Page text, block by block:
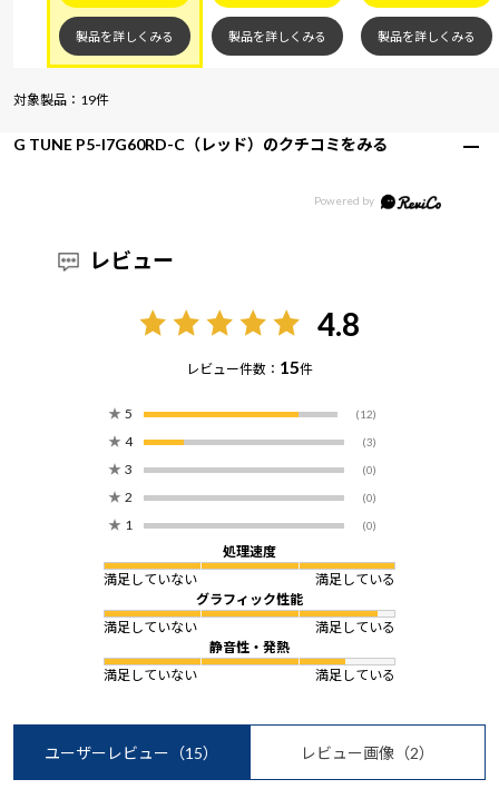
製品を詳しくみる 製品を詳しくみる 製品を詳しくみる
対象製品：19件
G TUNE P5-I7G60RD-C（レッド）のクチコミをみる
レビュー
4.8
レビュー件数： 15件
★ 5 (12)
★ 4 (3)
★ 3 (0)
★ 2 (0)
★ 1 (0)
処理速度
満足していない
満足している
グラフィック性能
満足していない
満足している
静音性・発熱
満足していない
満足している
ユーザーレビュー （15） レビュー画像 （2）